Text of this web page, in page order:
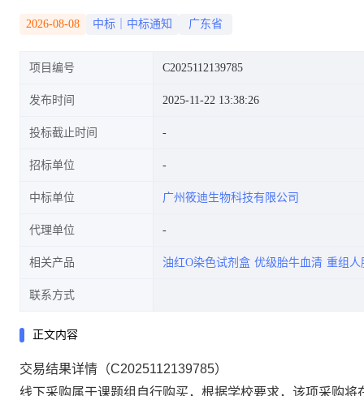
2026-08-08 中标｜中标通知 广东省
项目编号 C2025112139785
发布时间 2025-11-22 13:38:26
投标截止时间
招标单位
中标单位 广州筱迪生物科技有限公司
代理单位
相关产品 油红O染色试剂盒 优级胎牛血清 重组人
联系方式
正文内容
交易结果详情（C2025112139785）
线下采购属于课题组自行购买，根据学校要求，该项采购